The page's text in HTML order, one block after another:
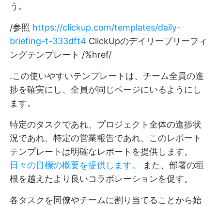
う。
/参照 https://clickup.com/templates/daily-
briefing-t-333dft4 ClickUpのデイリーブリーフィ
ングテンプレート /%href/
.この使いやすいテンプレートは、チーム全員の進
捗を確実にし、全員が同じページにいるようにし
ます。
特定のタスクであれ、プロジェクト全体の進捗状
況であれ、特定の営業報告であれ、このレポート
テンプレートは明確なレポートを提供します。
日々の目標の概要を提供します。
また、部署の垣
根を越えたより良いコラボレーションを促す。
各タスクを同僚やチームに割り当てることから始